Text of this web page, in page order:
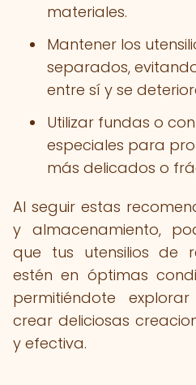
materiales.
Mantener los
separados,
entre sí y se
Utilizar fundas o
especiales para
más delicados o
Al seguir estas
y almacenamiento,
que tus utensilios de
estén en óptimas
permitiéndote
crear deliciosas
y efectiva.